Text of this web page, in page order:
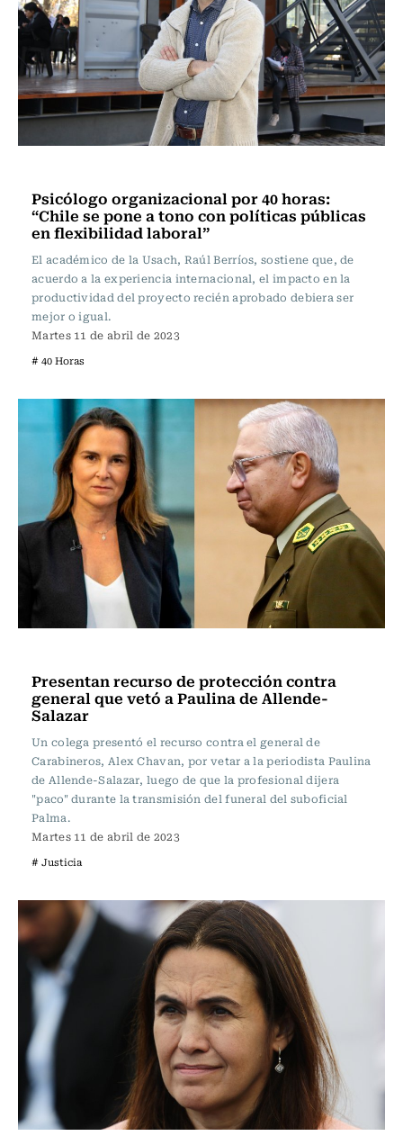
Psicólogo organizacional por 40 horas:
“Chile se pone a tono con políticas públicas
en flexibilidad laboral”
El académico de la Usach, Raúl Berríos, sostiene que, de
acuerdo a la experiencia internacional, el impacto en la
productividad del proyecto recién aprobado debiera ser
mejor o igual.
Martes 11 de abril de 2023
# 40 Horas
Presentan recurso de protección contra
general que vetó a Paulina de Allende-
Salazar
Un colega presentó el recurso contra el general de
Carabineros, Alex Chavan, por vetar a la periodista Paulina
de Allende-Salazar, luego de que la profesional dijera
"paco" durante la transmisión del funeral del suboficial
Palma.
Martes 11 de abril de 2023
# Justicia